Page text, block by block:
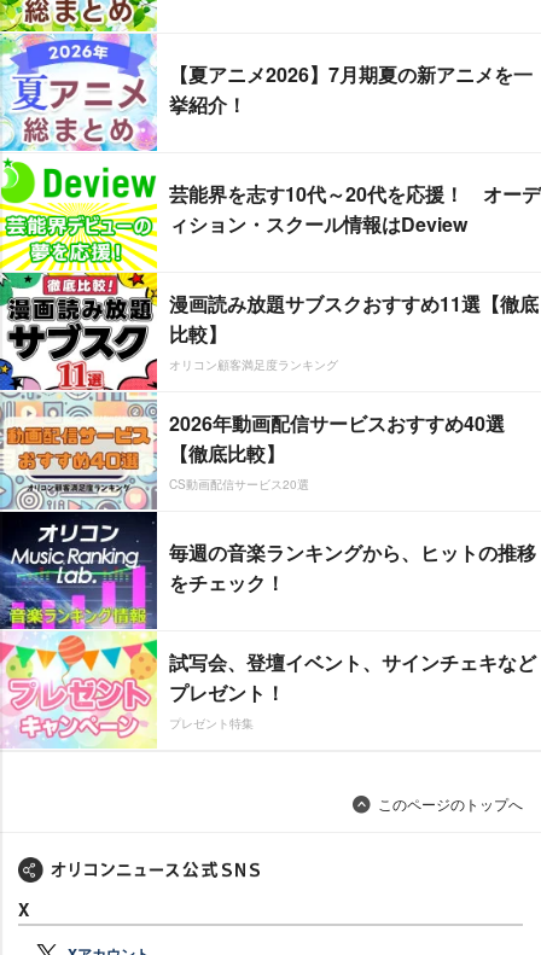
【夏アニメ2026】7月期夏の新アニメを一
挙紹介！
芸能界を志す10代～20代を応援！ オーデ
ィション・スクール情報はDeview
漫画読み放題サブスクおすすめ11選【徹底
比較】
オリコン顧客満足度ランキング
2026年動画配信サービスおすすめ40選
【徹底比較】
CS動画配信サービス20選
毎週の音楽ランキングから、ヒットの推移
をチェック！
試写会、登壇イベント、サインチェキなど
プレゼント！
プレゼント特集
このページのトップへ
X